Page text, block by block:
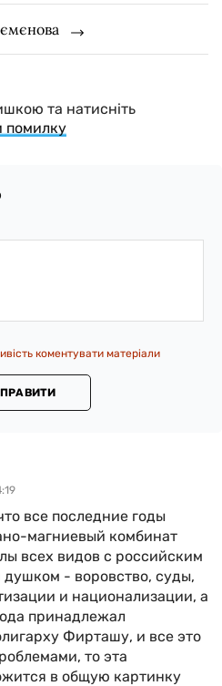
та натисніть
помилку
коментувати матеріали
все последние годы
магниевый комбинат
всех видов с российским
душком - воровство, суды,
и национализации, а
принадлежал
Фирташу, и все это
то эта
в общую картинку